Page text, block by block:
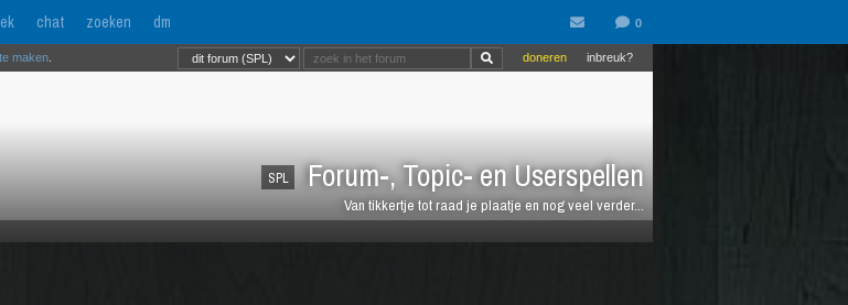
chat zoeken dm
SPL Forum-, Topic- en Userspellen
Van tikkertje tot raad je plaatje en nog veel verder...
inbreuk?
doneren
maken